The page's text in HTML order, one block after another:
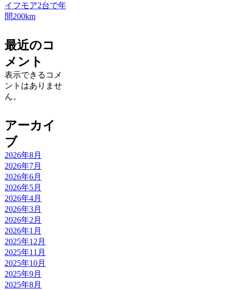
イフモア2台で年
間200km
最近のコ
メント
表示できるコメ
ントはありませ
ん。
アーカイ
ブ
2026年8月
2026年7月
2026年6月
2026年5月
2026年4月
2026年3月
2026年2月
2026年1月
2025年12月
2025年11月
2025年10月
2025年9月
2025年8月